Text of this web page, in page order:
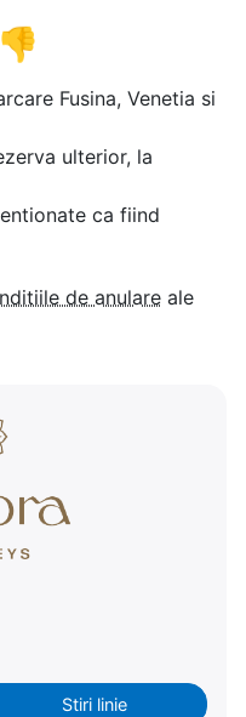
👎
Fusina, Venetia si
ulterior, la
ca fiind
de anulare ale
Stiri linie